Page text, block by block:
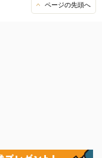
ページの先頭へ